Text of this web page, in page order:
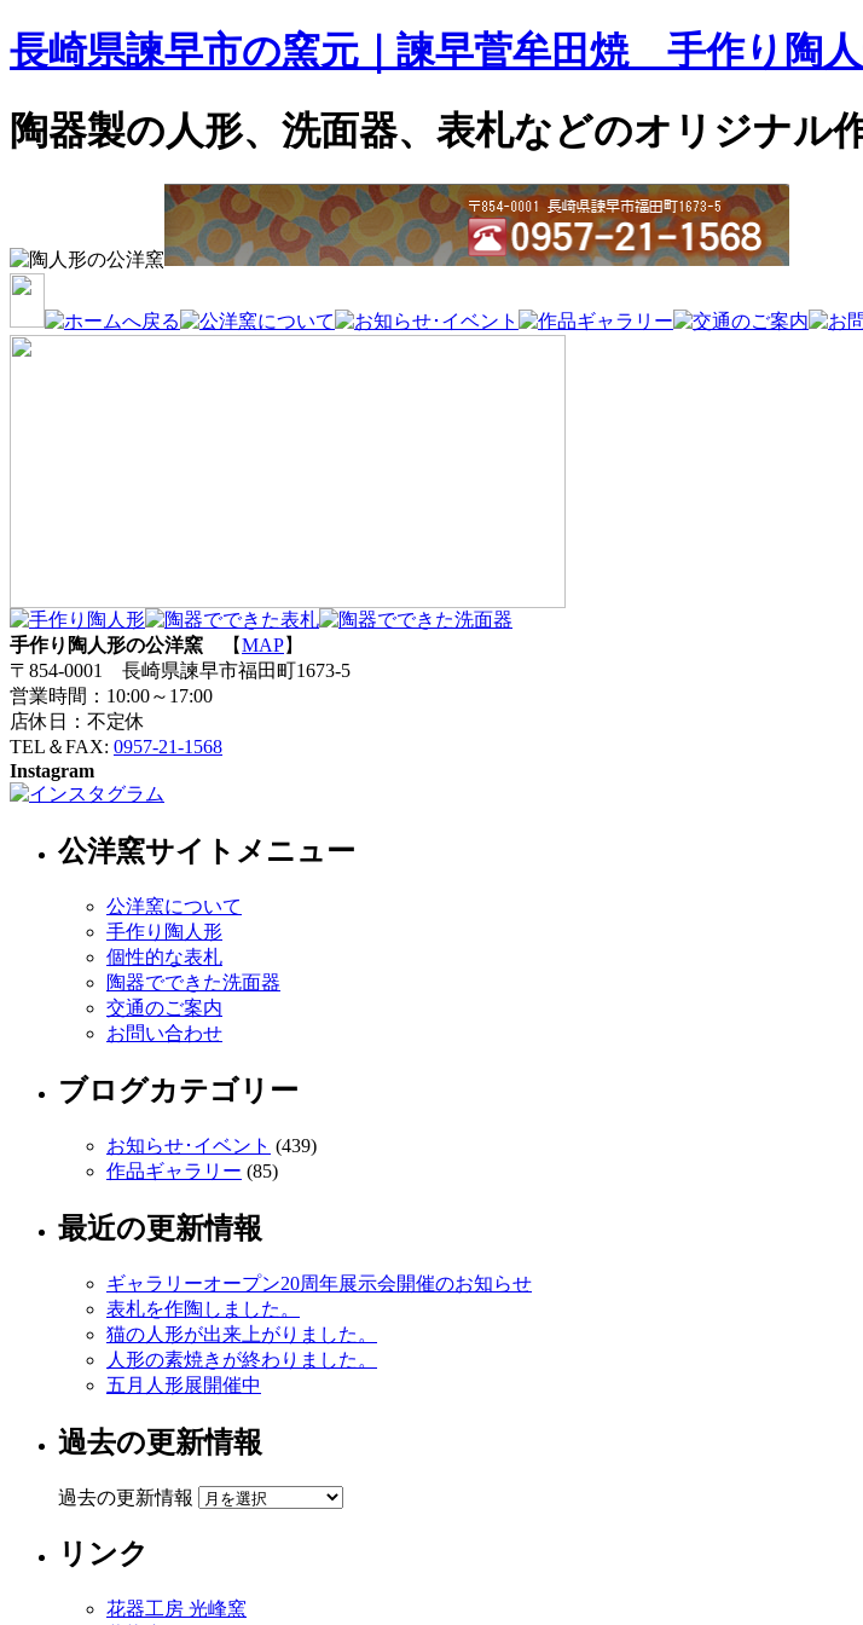
長崎県諫早市の窯元｜諫早菅牟田焼 手作り陶
陶器製の人形、洗面器、表札などのオリジナル
手作り陶人形の公洋窯 【MAP】
〒854-0001 長崎県諫早市福田町1673-5
営業時間：10:00～17:00
店休日：不定休
TEL＆FAX: 0957-21-1568
Instagram
公洋窯サイトメニュー
公洋窯について
手作り陶人形
個性的な表札
陶器でできた洗面器
交通のご案内
お問い合わせ
ブログカテゴリー
お知らせ･イベント (439)
作品ギャラリー (85)
最近の更新情報
ギャラリーオープン20周年展示会開催のお知らせ
表札を作陶しました。
猫の人形が出来上がりました。
人形の素焼きが終わりました。
五月人形展開催中
過去の更新情報
過去の更新情報
リンク
花器工房 光峰窯